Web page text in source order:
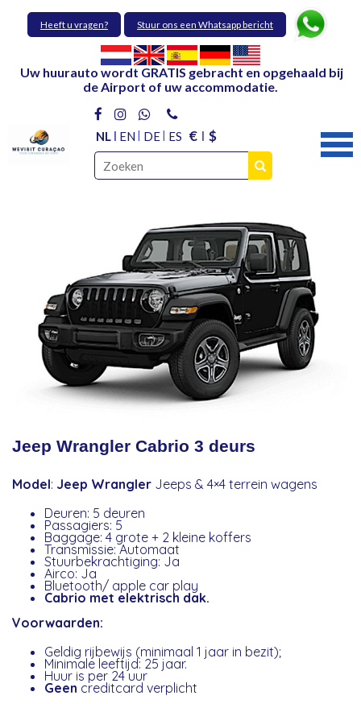
Heeft u vragen? Stuur ons een Whatsapp bericht
Uw huurauto wordt GRATIS gebracht en opgehaald bij
de Airport of uw accommodatie.
NL EN DE ES € $
Jeep Wrangler Cabrio 3 deurs
Model: Jeep Wrangler Jeeps & 4×4 terrein wagens
Deuren: 5 deuren
Passagiers: 5
Baggage: 4 grote + 2 kleine koffers
Transmissie: Automaat
Stuurbekrachtiging: Ja
Airco: Ja
Bluetooth/ apple car play
Cabrio met elektrisch dak.
Voorwaarden:
Geldig rijbewijs (minimaal 1 jaar in bezit);
Minimale leeftijd: 25 jaar.
Huur is per 24 uur
Geen creditcard verplicht